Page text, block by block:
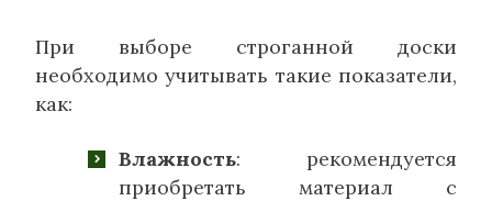
При выборе строганной доски
необходимо учитывать такие показатели,
как:
Влажность: рекомендуется
приобретать материал с